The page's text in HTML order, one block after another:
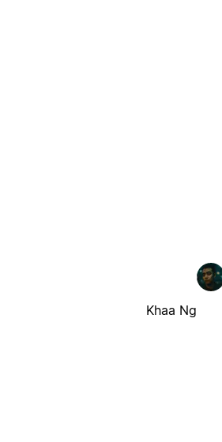
Khaa Ng